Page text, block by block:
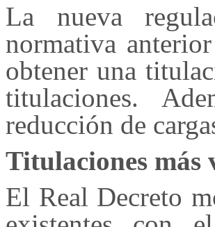
La nueva
normativa
obtener una
titulaciones.
reducción de
Titulaciones más
El Real Decreto